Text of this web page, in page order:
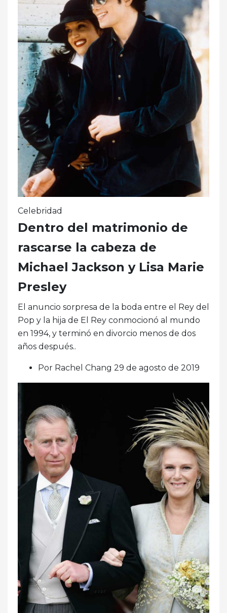
Celebridad
Dentro del matrimonio de
rascarse la cabeza de
Michael Jackson y Lisa Marie
Presley
El anuncio sorpresa de la boda entre el Rey del
Pop y la hija de El Rey conmocionó al mundo
en 1994, y terminó en divorcio menos de dos
años después..
Por Rachel Chang 29 de agosto de 2019